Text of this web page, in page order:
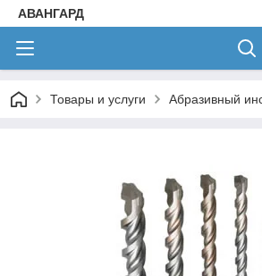
АВАНГАРД
Товары и услуги Абразивный